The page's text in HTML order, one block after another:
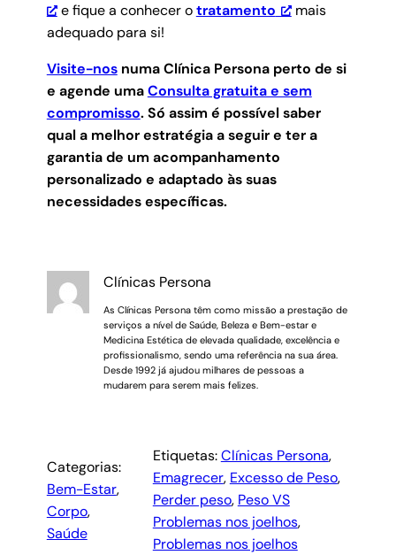
e fique a conhecer otratamento
mais
adequado para si!
Visite-nosnuma Clínica Persona perto de si
e agende umaConsulta gratuita e sem
compromisso. Só assim é possível saber
qual a melhor estratégia a seguir e ter a
garantia de um acompanhamento
personalizado e adaptado às suas
necessidades específicas.
Clínicas Persona
As Clínicas Persona têm como missão a prestação de
serviços a nível de Saúde, Beleza e Bem-estar e
Medicina Estética de elevada qualidade, excelência e
profissionalismo, sendo uma referência na sua área.
Desde 1992 já ajudou milhares de pessoas a
mudarem para serem mais felizes.
Categorias:
Bem-Estar,
Corpo,
Saúde
Etiquetas:Clínicas Persona,
Emagrecer, Excesso de Peso,
Perder peso, Peso VS
Problemas nos joelhos,
Problemas nos joelhos